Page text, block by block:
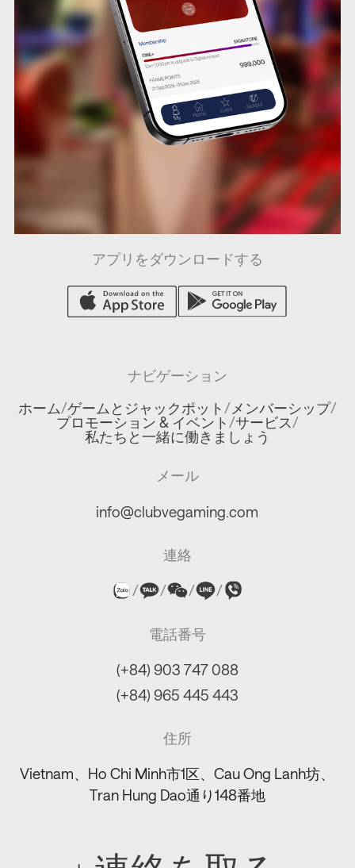
ナビゲーション
ホーム/ゲームとジャックポット /メンバーシップ/
プロモーション & イベント /サービス/
私たちと一緒に働きましょう
アプリをダウンロードする
メール
info@clubvegaming.com
連絡
/ / / /
電話番号
(+84) 903 747 088
(+84) 965 445 443
住所
Vietnam、Ho Chi Minh市1区、Cau Ong Lanh坊、
Tran Hung Dao通り148番地